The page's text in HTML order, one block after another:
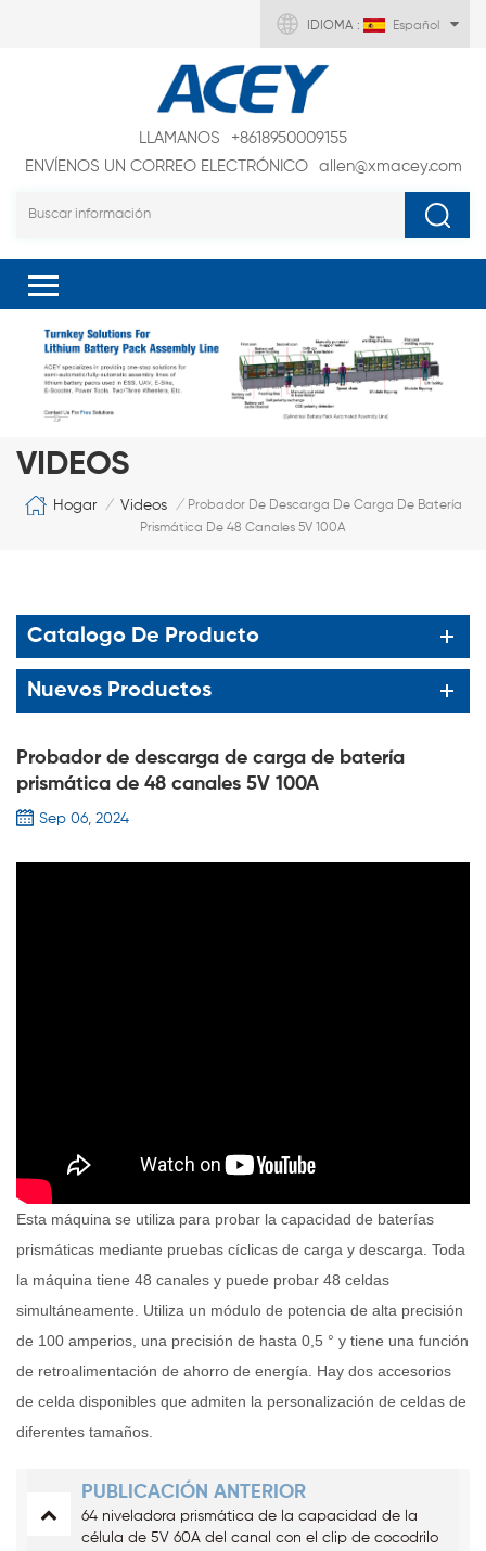
IDIOMA : Español
LLAMANOS
+8618950009155
ENVÍENOS UN CORREO ELECTRÓNICO
allen@xmacey.com
VIDEOS
Hogar / Videos / Probador De Descarga De Carga De Batería
Prismática De 48 Canales 5V 100A
Catalogo De Producto
Nuevos Productos
Probador de descarga de carga de batería
prismática de 48 canales 5V 100A
Sep 06, 2024
Esta máquina se utiliza para probar la capacidad de baterías
prismáticas mediante pruebas cíclicas de carga y descarga. Toda
la máquina tiene 48 canales y puede probar 48 celdas
simultáneamente. Utiliza un módulo de potencia de alta precisión
de 100 amperios, una precisión de hasta 0,5 ° y tiene una función
de retroalimentación de ahorro de energía. Hay dos accesorios
de celda disponibles que admiten la personalización de celdas de
diferentes tamaños.
PUBLICACIÓN ANTERIOR
64 niveladora prismática de la capacidad de la
célula de 5V 60A del canal con el clip de cocodrilo